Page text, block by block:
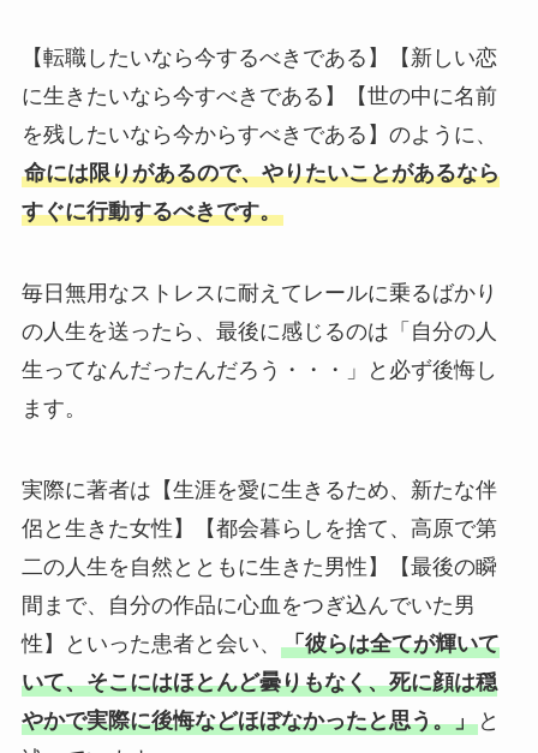
【転職したいなら今するべきである】【新しい恋
に生きたいなら今すべきである】【世の中に名前
を残したいなら今からすべきである】のように、
命には限りがあるので、やりたいことがあるなら
すぐに行動するべきです。
毎日無用なストレスに耐えてレールに乗るばかり
の人生を送ったら、最後に感じるのは「自分の人
生ってなんだったんだろう・・・」と必ず後悔し
ます。
実際に著者は【生涯を愛に生きるため、新たな伴
侶と生きた女性】【都会暮らしを捨て、高原で第
二の人生を自然とともに生きた男性】【最後の瞬
間まで、自分の作品に心血をつぎ込んでいた男
性】といった患者と会い、 「彼らは全てが輝いて
いて、そこにはほとんど曇りもなく、死に顔は穏
やかで実際に後悔などほぼなかったと思う。」と